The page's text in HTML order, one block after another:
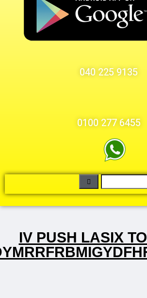
9135 225 040
6455 277 0100
IV PUSH LASIX